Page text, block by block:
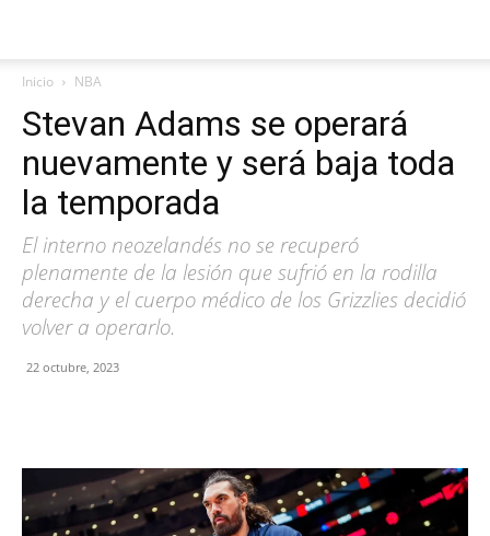
Inicio NBA
Stevan Adams se operará
nuevamente y será baja toda
la temporada
El interno neozelandés no se recuperó
plenamente de la lesión que sufrió en la rodilla
derecha y el cuerpo médico de los Grizzlies decidió
volver a operarlo.
22 octubre, 2023